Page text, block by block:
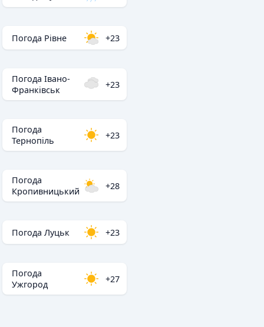
Погода Рівне +23
Погода Івано-
Франківськ
+23
Погода
Тернопіль
+23
Погода
Кропивницький
+28
Погода Луцьк +23
Погода
Ужгород
+27